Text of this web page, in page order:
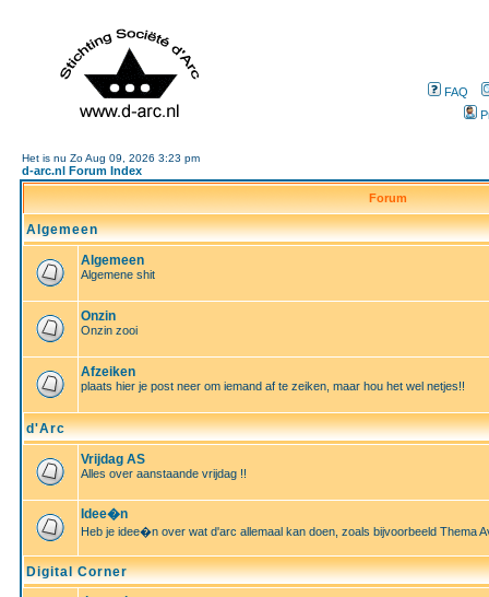
FAQ
Het is nu Zo Aug 09, 2026 3:23 pm
d-arc.nl Forum Index
Forum
Algemeen
Algemeen
Algemene shit
Onzin
Onzin zooi
Afzeiken
plaats hier je post neer om iemand af te zeiken, maar hou het wel netjes!!
d'Arc
Vrijdag AS
Alles over aanstaande vrijdag !!
Idee�n
Heb je idee�n over wat d'arc allemaal kan doen, zoals bijvoorbeeld Thema
Digital Corner